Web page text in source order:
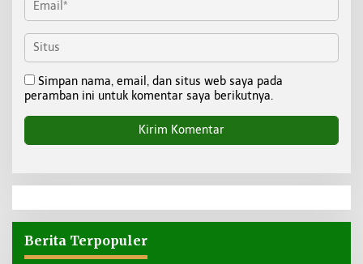
Simpan nama, email, dan situs web saya pada
peramban ini untuk komentar saya berikutnya.
Berita Terpopuler